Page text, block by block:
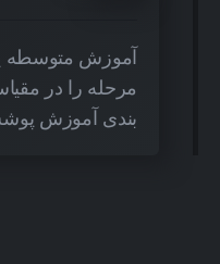
آموزش متوسطه
مرحله را در
بندی آموزش